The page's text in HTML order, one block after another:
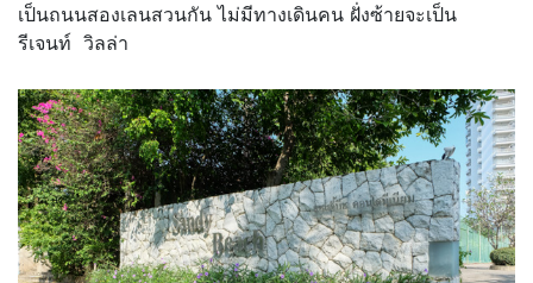
เป็นถนนสองเลนสวนกัน ไม่มีทางเดินคน ฝั่งซ้ายจะเป็น
รีเจนท์ วิลล่า